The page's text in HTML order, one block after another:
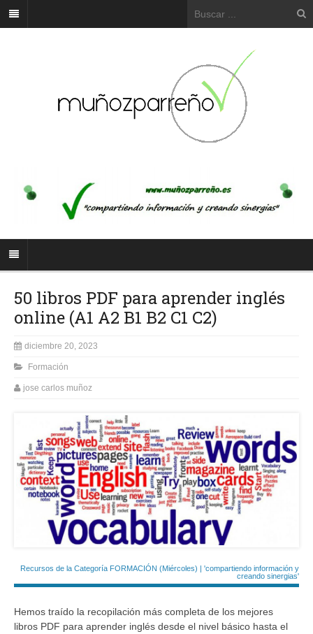
50 libros PDF para aprender inglés
online (A1 A2 B1 B2 C1 C2)
diciembre 20, 2023
Formación
jose carlos muñoz
Recursos de la Categoría FORMACIÓN (Miércoles) | 'compartiendo información y
creando sinergias'
Hemos traído la recopilación más completa de los mejores
libros PDF para aprender inglés desde el nivel básico hasta el